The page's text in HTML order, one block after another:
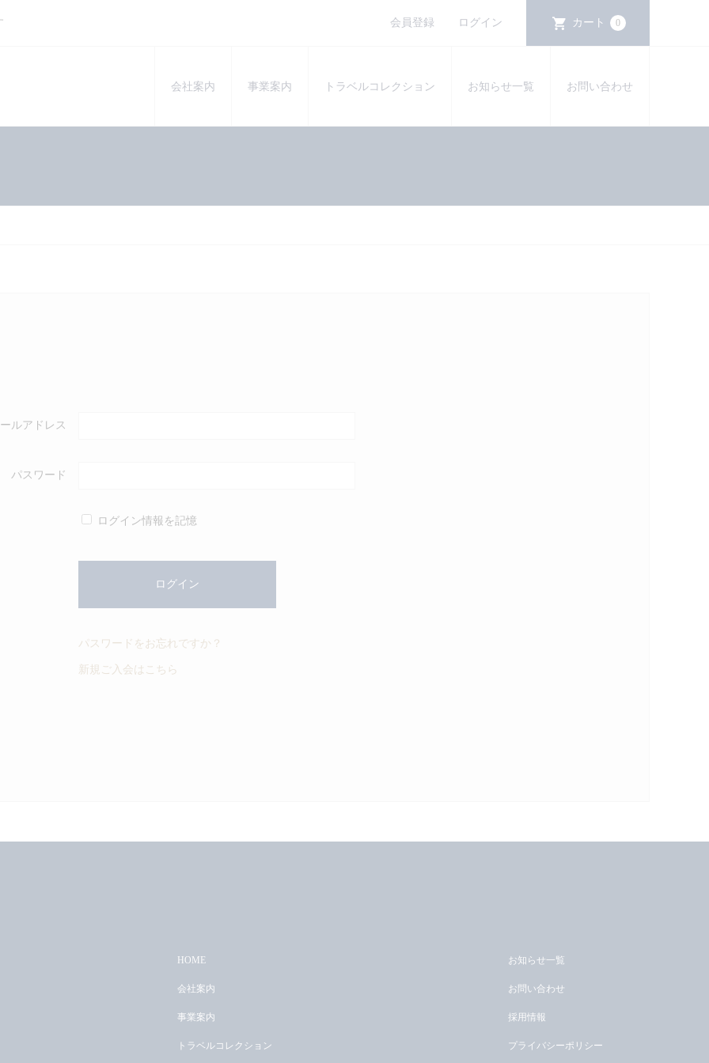
会員登録 ログイン カート 0
会社案内 事業案内 トラベルコレクション お知らせ一覧 お問い合わせ
ルアドレス
パスワード
ログイン情報を記憶
パスワードをお忘れですか？
新規ご入会はこちら
HOME
会社案内
事業案内
トラベルコレクション
お知らせ一覧
お問い合わせ
採用情報
プライバシーポリシー